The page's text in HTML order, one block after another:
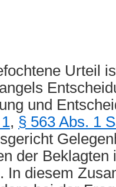
Urteil
und
, § 563 Abs. 1
der
In diesem